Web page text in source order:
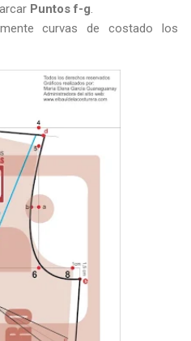
Puntos f-g.
curvas de costado los